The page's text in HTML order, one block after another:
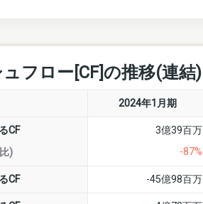
フロー[CF]の推移(連結)
2024年1月期
CF
)
3億39百万
-87%
CF -45億98百万